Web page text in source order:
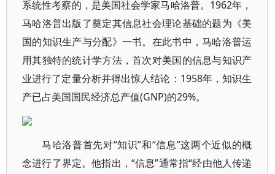
系统性考察的，是美国社会学家马哈洛普。1962年，
马哈洛普出版了奠定其信息社会理论基础的题为《美
国的知识生产与分配》一书。在此书中，马哈洛普运
用其独特的统计学方法，首次对美国的信息与知识产
业进行了定量分析并得出惊人结论：1958年，知识生
产已占美国国民经济总产值(GNP)的29%。
马哈洛普首先对“知识”和“信息”这两个近似的概
念进行了界定。他指出，“信息”通常指“经由他人传递